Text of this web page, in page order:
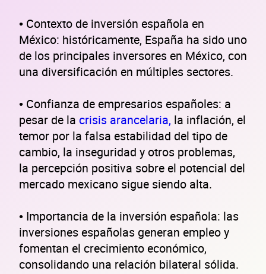
• Contexto de inversión española en
México: históricamente, España ha sido uno
de los principales inversores en México, con
una diversificación en múltiples sectores.
• Confianza de empresarios españoles: a
pesar de la crisis arancelaria, la inflación, el
temor por la falsa estabilidad del tipo de
cambio, la inseguridad y otros problemas,
la percepción positiva sobre el potencial del
mercado mexicano sigue siendo alta.
• Importancia de la inversión española: las
inversiones españolas generan empleo y
fomentan el crecimiento económico,
consolidando una relación bilateral sólida.